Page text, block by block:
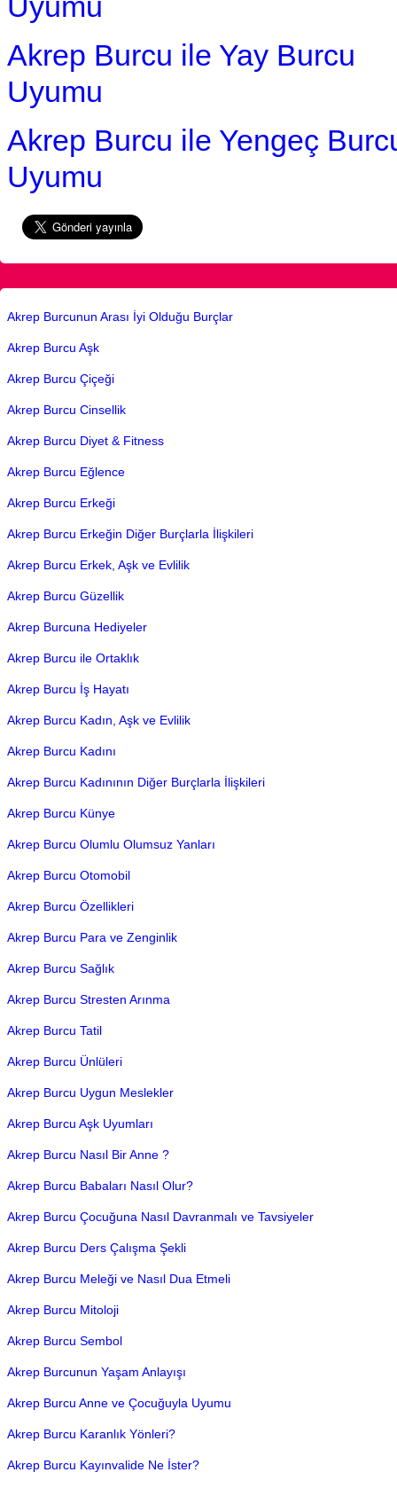
Akrep Burcu ile Yay Burcu
Uyumu
Akrep Burcu ile Yengeç
Uyumu
Akrep Burcunun Arası İyi Olduğu Burçlar
Akrep Burcu Aşk
Akrep Burcu Çiçeği
Akrep Burcu Cinsellik
Akrep Burcu Diyet & Fitness
Akrep Burcu Eğlence
Akrep Burcu Erkeği
Akrep Burcu Erkeğin Diğer Burçlarla İlişkileri
Akrep Burcu Erkek, Aşk ve Evlilik
Akrep Burcu Güzellik
Akrep Burcuna Hediyeler
Akrep Burcu ile Ortaklık
Akrep Burcu İş Hayatı
Akrep Burcu Kadın, Aşk ve Evlilik
Akrep Burcu Kadını
Akrep Burcu Kadınının Diğer Burçlarla İlişkileri
Akrep Burcu Künye
Akrep Burcu Olumlu Olumsuz Yanları
Akrep Burcu Otomobil
Akrep Burcu Özellikleri
Akrep Burcu Para ve Zenginlik
Akrep Burcu Sağlık
Akrep Burcu Stresten Arınma
Akrep Burcu Tatil
Akrep Burcu Ünlüleri
Akrep Burcu Uygun Meslekler
Akrep Burcu Aşk Uyumları
Akrep Burcu Nasıl Bir Anne ?
Akrep Burcu Babaları Nasıl Olur?
Akrep Burcu Çocuğuna Nasıl Davranmalı ve Tavsiyeler
Akrep Burcu Ders Çalışma Şekli
Akrep Burcu Meleği ve Nasıl Dua Etmeli
Akrep Burcu Mitoloji
Akrep Burcu Sembol
Akrep Burcunun Yaşam Anlayışı
Akrep Burcu Anne ve Çocuğuyla Uyumu
Akrep Burcu Karanlık Yönleri?
Akrep Burcu Kayınvalide Ne İster?